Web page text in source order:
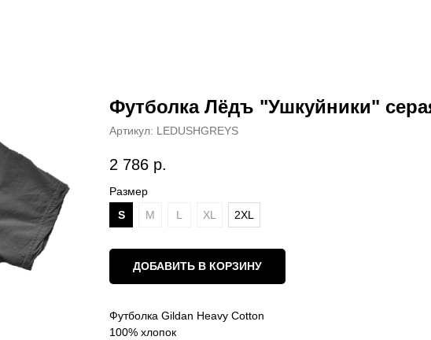
Футболка Лёдъ "Ушкуйники"
Артикул: LEDUSHGREYS
2 786 р.
Размер
S
M L XL 2XL
ДОБАВИТЬ В КОРЗИНУ
Футболка Gildan Heavy Cotton
100% хлопок